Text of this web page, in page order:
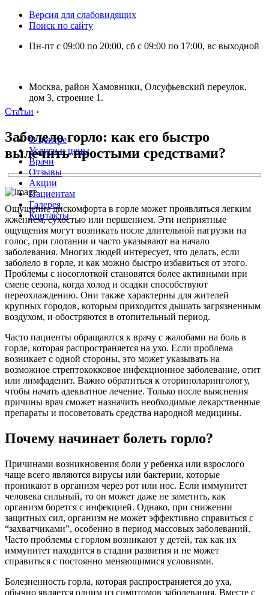
Версия для слабовидящих
Поиск по сайту
Пн-пт с 09:00 по 20:00, сб с 09:00 по 17:00, вс выходной
Москва, район Хамовники, Олсуфьевский переулок,
дом 3, строение 1.
О центре
Услуги и цены
Врачи
Отзывы
Акции
Пациентам
Галерея
Контакты
Статьи ›
Заболело горло: как его быстро
вылечить простыми средствами?
Ощущение дискомфорта в горле может проявляться легким
жжением, сухостью или першением. Эти неприятные
ощущения могут возникать после длительной нагрузки на
голос, при глотании и часто указывают на начало
заболевания. Многих людей интересует, что делать, если
заболело в горле, и как можно быстро избавиться от этого.
Проблемы с носоглоткой становятся более активными при
смене сезона, когда холод и осадки способствуют
переохлаждению. Они также характерны для жителей
крупных городов, которым приходится дышать загрязненным
воздухом, и обостряются в отопительный период.
Часто пациенты обращаются к врачу с жалобами на боль в
горле, которая распространяется на ухо. Если проблема
возникает с одной стороны, это может указывать на
возможное стрептококковое инфекционное заболевание, отит
или лимфаденит. Важно обратиться к оториноларингологу,
чтобы начать адекватное лечение. Только после выяснения
причины врач сможет назначить необходимые лекарственные
препараты и посоветовать средства народной медицины.
Почему начинает болеть горло?
Причинами возникновения боли у ребенка или взрослого
чаще всего являются вирусы или бактерии, которые
проникают в организм через рот или нос. Если иммунитет
человека сильный, то он может даже не заметить, как
организм борется с инфекцией. Однако, при снижении
защитных сил, организм не может эффективно справиться с
“захватчиками”, особенно в период массовых заболеваний.
Часто проблемы с горлом возникают у детей, так как их
иммунитет находится в стадии развития и не может
справиться с постоянно меняющимися условиями.
Болезненность горла, которая распространяется до уха,
обычно является одним из симптомов заболевания. Вместе с